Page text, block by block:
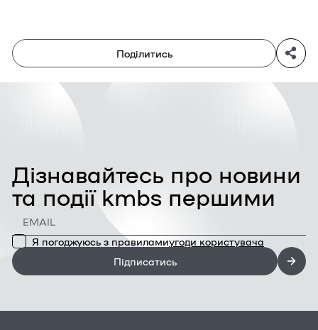
Поділитись
Дізнавайтесь про новини
та події kmbs першими
Я погоджуюсь з правиламиугоди користувача
Підписатись